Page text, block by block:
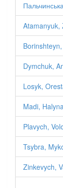
Atamanyuk,
Dymchuk,
Losyk,
Madi,
Plavych,
Tsybra,
Zinkevych,